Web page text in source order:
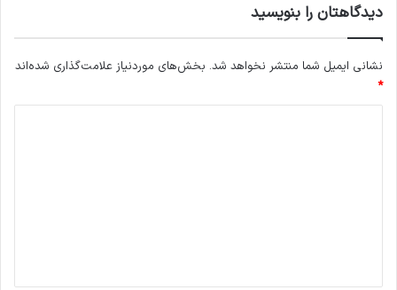
دیدگاهتان را بنویسید
نشانی ایمیل شما منتشر نخواهد شد. بخش‌های موردنیاز علامت‌گذاری شده‌اند
*